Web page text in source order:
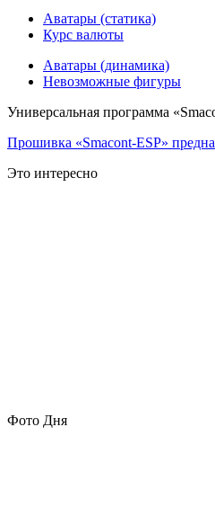
Аватары (статика)
Курс валюты
Аватары (динамика)
Невозможные фигуры
Универсальная программа
Прошивка «Smacont-ESP»
Это интересно
Фото Дня